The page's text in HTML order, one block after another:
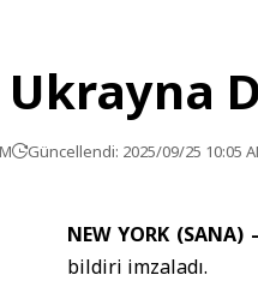
Ukrayna
Güncellendi: 2025/09/25 10:05
NEW YORK (SANA)
bildiri imzaladı.